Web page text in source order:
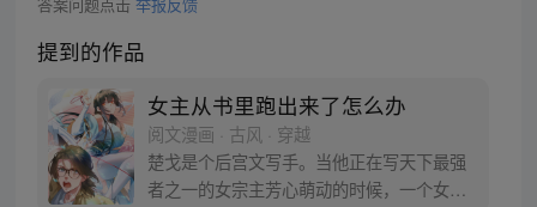
提到的作品
女主从书里跑出来了怎么办
阅文漫画 · 古风 · 穿越
楚戈是个后宫文写手。当他正在写天下最强
者之一的女宗主芳心萌动的时候，一个女人